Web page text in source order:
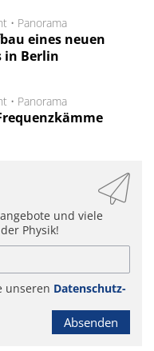
• Panorama
eines neuen
in Berlin
• Panorama
und viele
Physik!
unseren Datenschutz-
Absenden